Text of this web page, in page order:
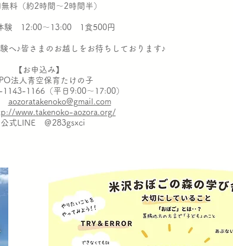
料（約2時間～2時間半）
験 12:00～13:00 1食500円
へ♪皆さまのお越しをお待ちしております♪
【お申込み】
法人青空保育たけの子
1166（平日9:00～17:00）
aozoratakenoko@gmail.com
www.takenoko-aozora.org/
公式LINE ＠283gsxci